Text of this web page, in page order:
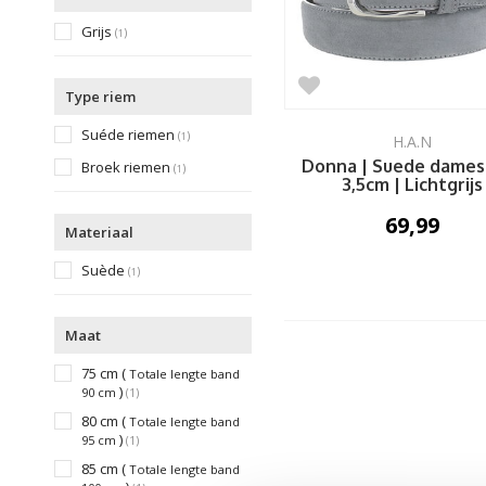
Grijs (1 )
Type riem
Suéde riemen (1 )
Broek riemen (1 )
Materiaal
Suède (1 )
Maat
75 cm ( Totale lengte band
90 cm ) (1)
80 cm ( Totale lengte band
95 cm ) (1)
85 cm ( Totale lengte band
H.A.N
Donna | Suede
3,5cm | Lichtgrijs
69,99